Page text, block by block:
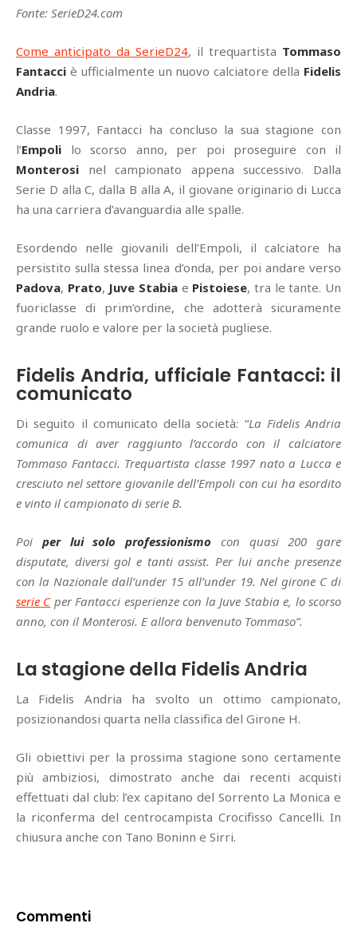
Fonte: SerieD24.com
Come anticipato da SerieD24, il trequartista Tommaso
Fantacci è ufficialmente un nuovo calciatore della Fidelis
Andria.
Classe 1997, Fantacci ha concluso la sua stagione con
l’Empoli lo scorso anno, per poi proseguire con il
Monterosi nel campionato appena successivo. Dalla
Serie D alla C, dalla B alla A, il giovane originario di Lucca
ha una carriera d’avanguardia alle spalle.
Esordendo nelle giovanili dell’Empoli, il calciatore ha
persistito sulla stessa linea d’onda, per poi andare verso
Padova, Prato, Juve Stabia e Pistoiese, tra le tante. Un
fuoriclasse di prim’ordine, che adotterà sicuramente
grande ruolo e valore per la società pugliese.
Fidelis Andria, ufficiale Fantacci: il
comunicato
Di seguito il comunicato della società: “La Fidelis Andria
comunica di aver raggiunto l’accordo con il calciatore
Tommaso Fantacci. Trequartista classe 1997 nato a Lucca e
cresciuto nel settore giovanile dell’Empoli con cui ha esordito
e vinto il campionato di serie B.
Poi per lui solo professionismo con quasi 200 gare
disputate, diversi gol e tanti assist. Per lui anche presenze
con la Nazionale dall’under 15 all’under 19. Nel girone C di
serie Cper Fantacci esperienze con la Juve Stabia e, lo scorso
anno, con il Monterosi. E allora benvenuto Tommaso”.
La stagione della Fidelis Andria
La Fidelis Andria ha svolto un ottimo campionato,
posizionandosi quarta nella classifica del Girone H.
Gli obiettivi per la prossima stagione sono certamente
più ambiziosi, dimostrato anche dai recenti acquisti
effettuati dal club: l’ex capitano del Sorrento La Monica e
la riconferma del centrocampista Crocifisso Cancelli. In
chiusura anche con Tano Boninn e Sirri.
Commenti